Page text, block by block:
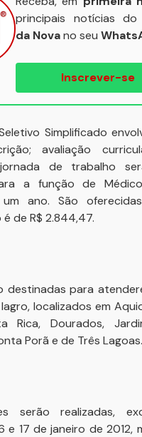
principais notícias do
da Novano seu
Inscrever-se
Simplificado
avaliação
de trabalho
a função de
ano. São
de R$ 2.844,47.
destinadas para
localizados em
Rica, Dourados,
Porã e de Três Lagoas.
serão realizadas,
e 17 de janeiro de 2012,